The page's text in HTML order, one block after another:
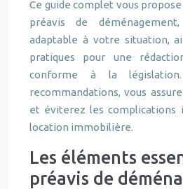
Ce guide complet vous
préavis de
adaptable à votre situation,
pratiques pour une
conforme à la
recommandations, vous
et éviterez les complications
location immobilière.
Les éléments
préavis de